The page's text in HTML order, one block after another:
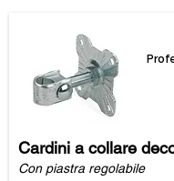
Cardini a collare
Con piastra regolabile